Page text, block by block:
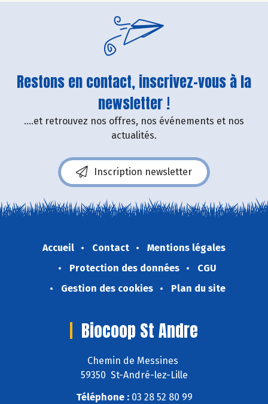
Restons en contact, inscrivez-vous à la
newsletter !
....et retrouvez nos offres, nos événements et nos
actualités.
Inscription newsletter
Accueil Contact
Mentions légales
Protection des données
CGU
Gestion des cookies
Plan du site
Biocoop St Andre
Chemin de Messines
59350 St-André-lez-Lille
Téléphone :03 28 52 80 99